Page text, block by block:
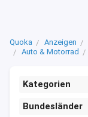
Quoka Anzeigen
Auto & Motorrad
Kategorien
Bundesländer